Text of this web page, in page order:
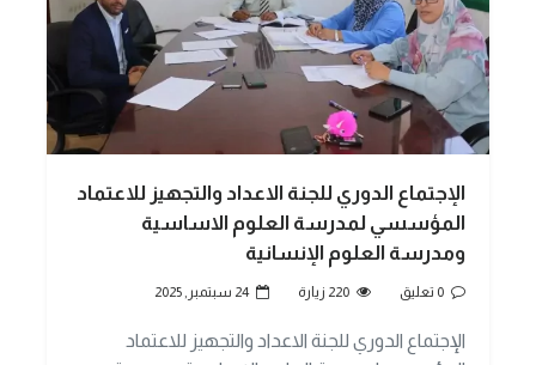
الإجتماع الدوري للجنة الاعداد والتجهيز للاعتماد
المؤسسي لمدرسة العلوم الاساسية
ومدرسة العلوم الإنسانية
0 تعليق 220 زيارة 24 سبتمبر, 2025
الإجتماع الدوري للجنة الاعداد والتجهيز للاعتماد